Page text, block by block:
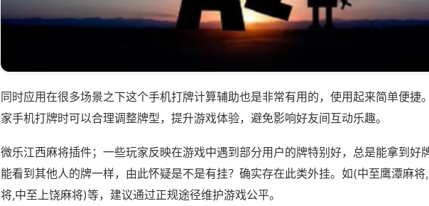
同时应用在很多场景之下这个手机打牌计算辅助也是非常有用的，使用起来简单便捷
家手机打牌时可以合理调整牌型，提升游戏体验，避免影响好友间互动乐趣。
微乐江西麻将插件；一些玩家反映在游戏中遇到部分用户的牌特别好，总是能拿到好
能看到其他人的牌一样，由此怀疑是不是有挂？确实存在此类外挂。如(中至鹰潭麻将
将,中至上饶麻将)等，建议通过正规途径维护游戏公平。